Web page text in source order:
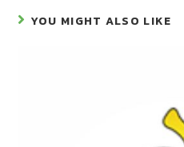
YOU MIGHT ALSO LIKE